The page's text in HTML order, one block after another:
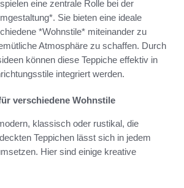
eine zentrale Rolle bei der
Sie bieten eine ideale
*Wohnstile* miteinander zu
Atmosphäre zu schaffen. Durch
können diese Teppiche effektiv in
integriert werden.
verschiedene Wohnstile
klassisch oder rustikal, die
Teppichen lässt sich in jedem
Hier sind einige kreative